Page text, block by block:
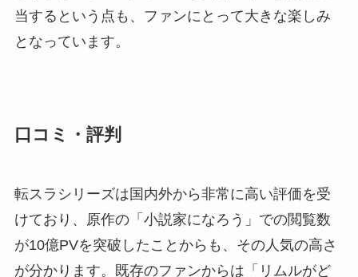
当するという点も、ファンにとって大きな楽しみ
となっています。
口コミ・評判
転スラシリーズは国内外から非常に高い評価を受
けており、原作の「小説家になろう」での閲覧数
が10億PVを突破したことからも、その人気の高さ
が分かります。既存のファンからは「リムルがど